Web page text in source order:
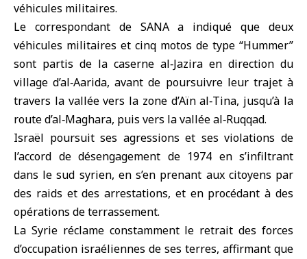
véhicules militaires.
Le correspondant de SANA a indiqué que deux
véhicules militaires et cinq motos de type “Hummer”
sont partis de la caserne al‑Jazira en direction du
village d’al‑Aarida, avant de poursuivre leur trajet à
travers la vallée vers la zone d’Aïn al‑Tina, jusqu’à la
route d’al‑Maghara, puis vers la vallée al‑Ruqqad.
Israël poursuit ses agressions et ses violations de
l’accord de désengagement de 1974 en s’infiltrant
dans le sud syrien, en s’en prenant aux citoyens par
des raids et des arrestations, et en procédant à des
opérations de terrassement.
La Syrieréclame constamment le retrait des forces
d’occupation israéliennes de ses terres, affirmant que